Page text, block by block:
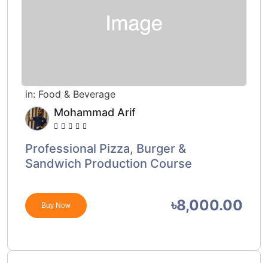
in: Food & Beverage
Mohammad Arif
Professional Pizza, Burger &
Sandwich Production Course
Buy Now ৳8,000.00